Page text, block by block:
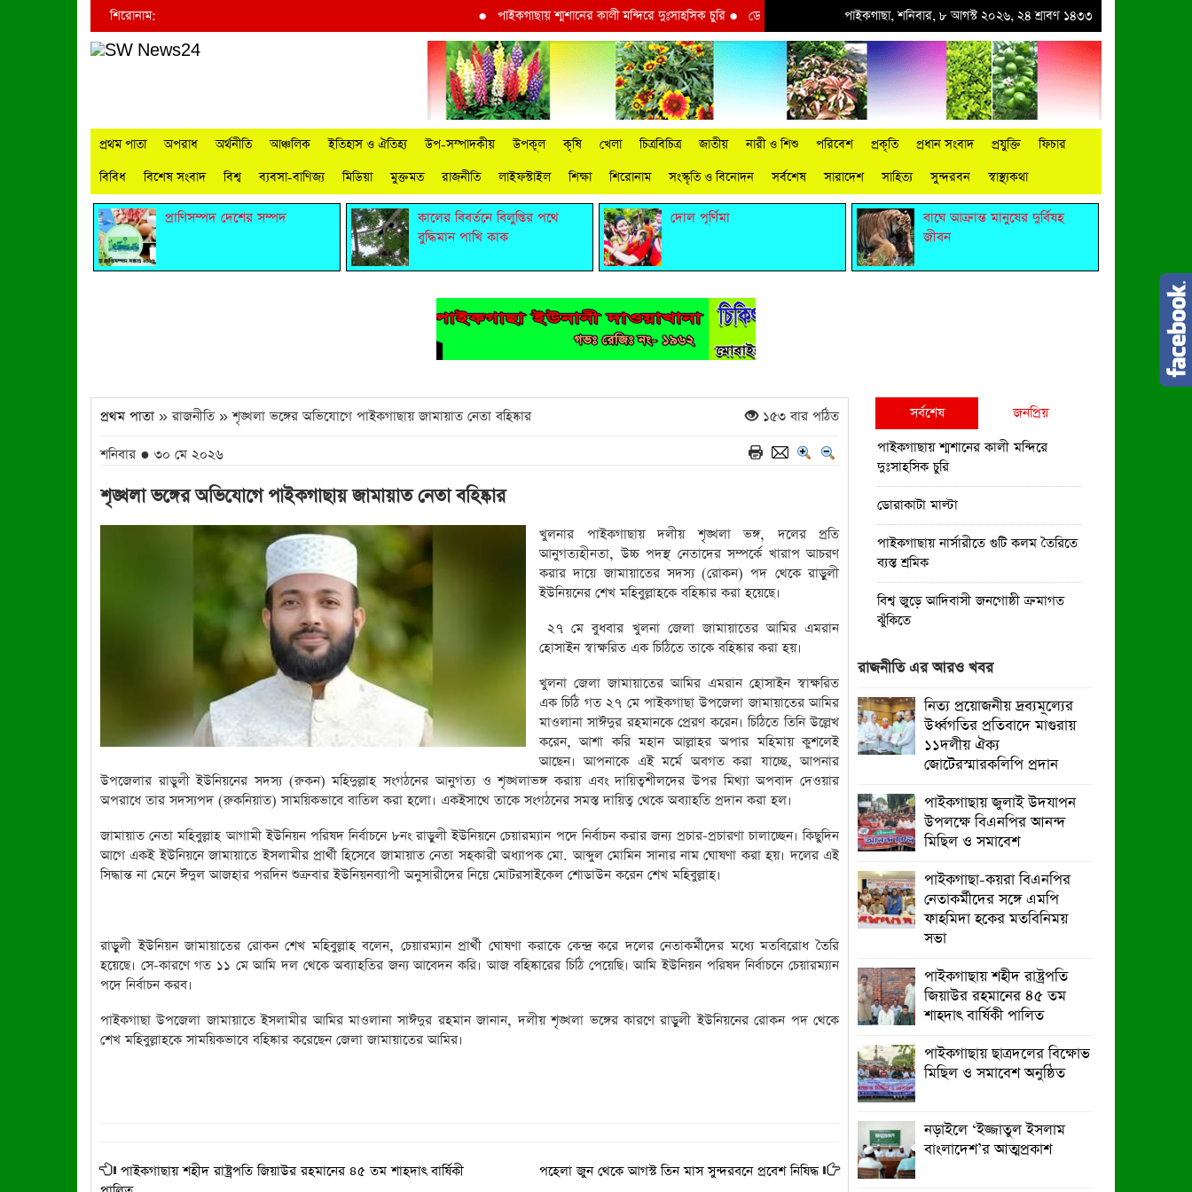
শিরোনাম: পাইকগাছায় শ্মশানের কালী মন্দিরে দুঃসাহসিক চুরি●ডোরাকাটা মাল্টা পাইকগাছায় নার্সারীতে গুটি কলম তৈরিতে ব্যস্ত শ্রমিক●বিশ্ব জুড়ে আদিবাসী
পাইকগাছা, শনিবার, ৮ আগস্ট ২০২৬, ২৪ শ্রাবণ ১৪৩৩
প্রথম পাতা অপরাধ অর্থনীতি আঞ্চলিক ইতিহাস ও ঐতিহ্য উপ-সম্পাদকীয় উপকূল কৃষি খেলা চিত্রবিচিত্র জাতীয় নারী ও শিশু পরিবেশ প্রকৃতি প্রধান সংবাদ প্রযুক্তি
ফিচার
বিবিধ
বিশেষ সংবাদ বিশ্ব ব্যবসা-বাণিজ্য মিডিয়া মুক্তমত রাজনীতি লাইফস্টাইল শিক্ষা শিরোনাম সংস্কৃতি ও বিনোদন সর্বশেষ সারাদেশ সাহিত্য সুন্দরবন স্বাস্থ্যকথা
প্রাণিসম্পদ দেশের সম্পদ
কালের বিবর্তনে বিলুপ্তির পথে
বুদ্ধিমান পাখি কাক
দোল পূর্ণিমা
বাঘে আক্রান্ত মানুষের দুর্বিষহ
জীবন
প্রথম পাতা » রাজনীতি » শৃঙ্খলা ভঙ্গের অভিযোগে পাইকগাছায় জামায়াত নেতা বহিষ্কার ১৫৩ বার পঠিত
শনিবার ● ৩০ মে ২০২৬
শৃঙ্খলা ভঙ্গের অভিযোগে পাইকগাছায় জামায়াত নেতা বহিষ্কার
খুলনার পাইকগাছায় দলীয় শৃঙ্খলা ভঙ্গ, দলের প্রতি
আনুগত্যহীনতা, উচ্চ পদস্থ নেতাদের সম্পর্কে খারাপ আচরণ
করার দায়ে জামায়াতের সদস্য (রোকন) পদ থেকে রাড়ুলী
ইউনিয়নের শেখ মহিবুল্লাহকে বহিষ্কার করা হয়েছে।
২৭ মে বুধবার খুলনা জেলা জামায়াতের আমির এমরান
হোসাইন স্বাক্ষরিত এক চিঠিতে তাকে বহিষ্কার করা হয়।
খুলনা জেলা জামায়াতের আমির এমরান হোসাইন স্বাক্ষরিত
এক চিঠি গত ২৭ মে পাইকগাছা উপজেলা জামায়াতের আমির
মাওলানা সাঈদুর রহমানকে প্রেরণ করেন। চিঠিতে তিনি উল্লেখ
করেন, আশা করি মহান আল্লাহর অপার মহিমায় কুশলেই
আছেন। আপনাকে এই মর্মে অবগত করা যাচ্ছে, আপনার
উপজেলার রাডুলী ইউনিয়নের সদস্য (রুকন) মহিদুল্লাহ সংগঠনের আনুগত্য ও শৃঙ্খলাভঙ্গ করায় এবং দায়িত্বশীলদের উপর মিথ্যা অপবাদ দেওয়ার
অপরাধে তার সদস্যপদ (রুকনিয়াত) সাময়িকভাবে বাতিল করা হলো। একইসাথে তাকে সংগঠনের সমস্ত দায়িত্ব থেকে অব্যাহতি প্রদান করা হল।
জামায়াত নেতা মহিবুল্লাহ আগামী ইউনিয়ন পরিষদ নির্বাচনে ৮নং রাড়ুলী ইউনিয়নে চেয়ারম্যান পদে নির্বাচন করার জন্য প্রচার-প্রচারণা চালাচ্ছেন। কিছুদিন
আগে একই ইউনিয়নে জামায়াতে ইসলামীর প্রার্থী হিসেবে জামায়াত নেতা সহকারী অধ্যাপক মো. আব্দুল মোমিন সানার নাম ঘোষণা করা হয়। দলের এই
সিদ্ধান্ত না মেনে ঈদুল আজহার পরদিন শুক্রবার ইউনিয়নব্যাপী অনুসারীদের নিয়ে মোটরসাইকেল শোডাউন করেন শেখ মহিবুল্লাহ।
রাড়ুলী ইউনিয়ন জামায়াতের রোকন শেখ মহিবুল্লাহ বলেন, চেয়ারম্যান প্রার্থী ঘোষণা করাকে কেন্দ্র করে দলের নেতাকর্মীদের মধ্যে মতবিরোধ তৈরি
হয়েছে। সে-কারণে গত ১১ মে আমি দল থেকে অব্যাহতির জন্য আবেদন করি। আজ বহিষ্কারের চিঠি পেয়েছি। আমি ইউনিয়ন পরিষদ নির্বাচনে চেয়ারম্যান
পদে নির্বাচন করব।
পাইকগাছা উপজেলা জামায়াতে ইসলামীর আমির মাওলানা সাঈদুর রহমান জানান, দলীয় শৃঙ্খলা ভঙ্গের কারণে রাড়ুলী ইউনিয়নের রোকন পদ থেকে
শেখ মহিবুল্লাহকে সাময়িকভাবে বহিষ্কার করেছেন জেলা জামায়াতের আমির।
পাইকগাছায় শহীদ রাষ্ট্রপতি জিয়াউর রহমানের ৪৫ তম শাহদাৎ বার্ষিকী
পহেলা জুন থেকে আগস্ট তিন মাস সুন্দরবনে প্রবেশ নিষিদ্ধ
সর্বশেষ
জনপ্রিয়
পাইকগাছায় শ্মশানের কালী মন্দিরে
দুঃসাহসিক চুরি
ডোরাকাটা মাল্টা
পাইকগাছায় নার্সারীতে গুটি কলম তৈরিতে
ব্যস্ত শ্রমিক
বিশ্ব জুড়ে আদিবাসী জনগোষ্ঠী ক্রমাগত
ঝুঁকিতে
নিত্য প্রয়োজনীয় দ্রব্যমূল্যের উর্ধ্বগতির
প্রতিবাদে মাগুরায় ১১দলীয় ঐক্য
জোটেরস্মারকলিপি প্রদান
মাগুরায় সাকিব আল হাসানের বাড়িতে
ভাঙচুর, পেট্রোল নিক্ষেপ ও অগ্নিসংযোগ
পাইকগাছায় শিক্ষার্থী ও গরীব-দুস্থদের
মাঝে সাইকেল-ভ্যান ও সেলাই মেশিন
বিতরণ
পাইকগাছায় জুলাই উদযাপন উপলক্ষে
বিএনপির আনন্দ মিছিল ও সমাবেশ
রাজনীতি এর আরও খবর
নিত্য প্রয়োজনীয় দ্রব্যমূল্যের
উর্ধ্বগতির প্রতিবাদে মাগুরায়
১১দলীয় ঐক্য
জোটেরস্মারকলিপি প্রদান
পাইকগাছায় জুলাই উদযাপন
উপলক্ষে বিএনপির আনন্দ
মিছিল ও সমাবেশ
পাইকগাছা-কয়রা বিএনপির
নেতাকর্মীদের সঙ্গে এমপি
ফাহমিদা হকের মতবিনিময়
সভা
পাইকগাছায় শহীদ রাষ্ট্রপতি
জিয়াউর রহমানের ৪৫ তম
শাহদাৎ বার্ষিকী পালিত
পাইকগাছায় ছাত্রদলের বিক্ষোভ
মিছিল ও সমাবেশ অনুষ্ঠিত
নড়াইলে ‘ইজ্জাতুল ইসলাম
বাংলাদেশ’র আত্মপ্রকাশ